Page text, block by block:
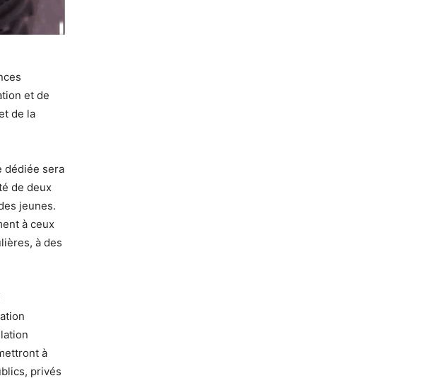
et de
de la
dédiée sera
de deux
jeunes.
à ceux
à des
à
privés